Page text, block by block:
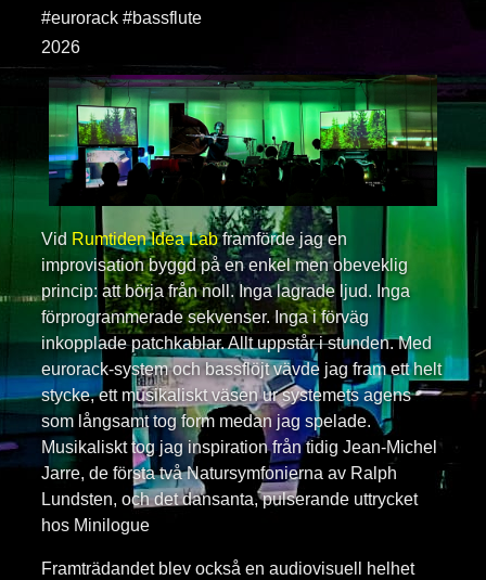
#eurorack #bassflute
2026
Vid Rumtiden Idea Labframförde jag en
improvisation byggd på en enkel men obeveklig
princip: att börja från noll. Inga lagrade ljud. Inga
förprogrammerade sekvenser. Inga i förväg
inkopplade patchkablar. Allt uppstår i stunden. Med
eurorack-system och bassflöjt vävde jag fram ett helt
stycke, ett musikaliskt väsen ur systemets agens
som långsamt tog form medan jag spelade.
Musikaliskt tog jag inspiration från tidig Jean-Michel
Jarre, de första två Natursymfonierna av Ralph
Lundsten, och det dansanta, pulserande uttrycket
hos Minilogue
Framträdandet blev också en audiovisuell helhet